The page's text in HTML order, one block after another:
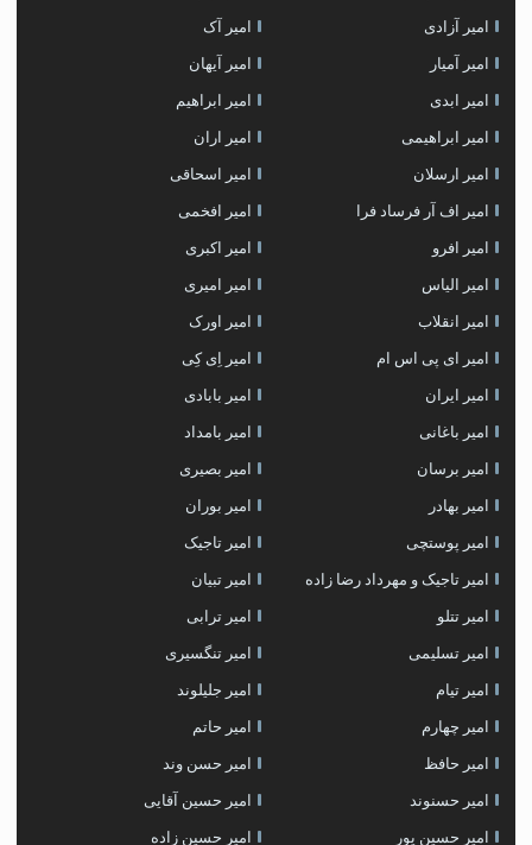
امیر آزادی امیر آک
امیر آمیار امیر آیهان
امیر ابدی امیر ابراهیم
امیر ابراهیمی امیر اران
امیر ارسلان امیر اسحاقی
امیر اف آر فرساد فرا امیر افخمی
امیر افرو امیر اکبری
امیر الیاس امیر امیری
امیر انقلاب امیر اورک
امیر ای پی اس ام امیر اِی کِی
امیر ایران امیر بابادی
امیر باغانی امیر بامداد
امیر برسان امیر بصیری
امیر بهادر امیر بوران
امیر پوستچی امیر تاجیک
امیر تاجیک و مهرداد رضا زاده امیر تبیان
امیر تتلو امیر ترابی
امیر تسلیمی امیر تنگسیری
امیر تیام امیر جلیلوند
امیر چهارم امیر حاتم
امیر حافظ امیر حسن وند
امیر حسنوند امیر حسین آقایی
امیر حسین پور امیر حسین زاده